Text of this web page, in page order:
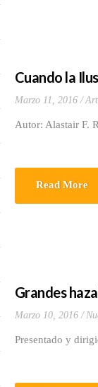
Cuando la
Marzo 11, 2016
Autor: Alastair F.
Read More
Grandes
Marzo 10, 2016
Presentado y